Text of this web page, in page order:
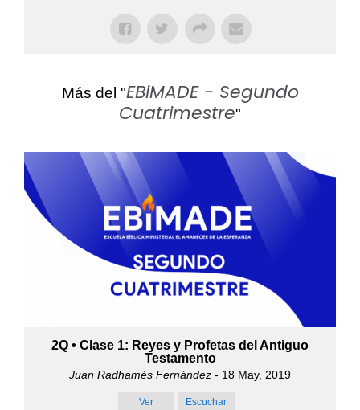
Más del "EBiMADE - Segundo
Cuatrimestre"
2Q • Clase 1: Reyes y Profetas del Antiguo
Testamento
Juan Radhamés Fernández - 18 May, 2019
Ver Escuchar